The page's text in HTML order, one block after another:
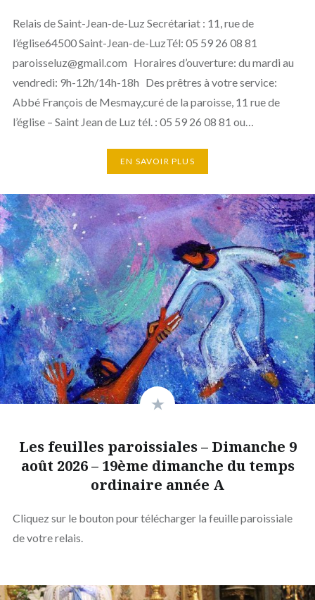
Relais de Saint-Jean-de-Luz Secrétariat : 11, rue de
l’église64500 Saint-Jean-de-LuzTél: 05 59 26 08 81
paroisseluz@gmail.com Horaires d’ouverture: du mardi au
vendredi: 9h-12h/14h-18h Des prêtres à votre service:
Abbé François de Mesmay,curé de la paroisse, 11 rue de
l’église – Saint Jean de Luz tél. : 05 59 26 08 81 ou…
EN SAVOIR PLUS
Les feuilles paroissiales – Dimanche 9
août 2026 – 19ème dimanche du temps
ordinaire année A
Cliquez sur le bouton pour télécharger la feuille paroissiale
de votre relais.